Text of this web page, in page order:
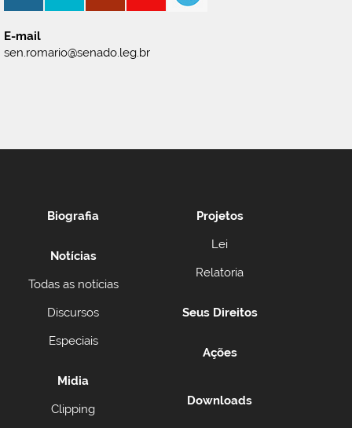
E-mail
sen.romario@senado.leg.br
Biografia
Notícias
Todas as notícias
Discursos
Especiais
Midia
Clipping
Projetos
Lei
Relatoria
Seus Direitos
Ações
Downloads